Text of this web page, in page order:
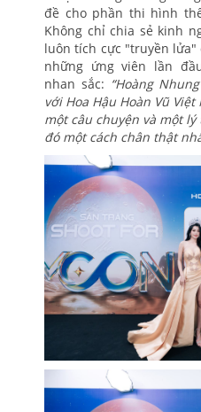
đề cho phần thi hình
Không chỉ chia sẻ kinh
luôn tích cực "truyền lửa"
những ứng viên lần
nhan sắc: “Hoàng
với Hoa Hậu Hoàn Vũ
một câu chuyện và một
đó một cách chân thật